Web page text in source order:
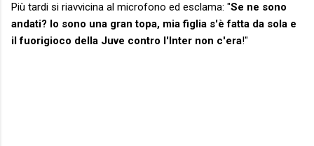
Più tardi si riavvicina al microfono ed esclama: "Se ne sono
andati? Io sono una gran topa, mia figlia s'è fatta da sola e
il fuorigioco della Juve contro l'Inter non c'era!"